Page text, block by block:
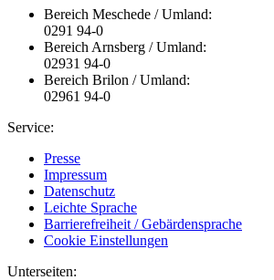
Bereich Meschede / Umland:
0291 94-0
Bereich Arnsberg / Umland:
02931 94-0
Bereich Brilon / Umland:
02961 94-0
Service:
Presse
Impressum
Datenschutz
Leichte Sprache
Barrierefreiheit / Gebärdensprache
Cookie Einstellungen
Unterseiten: